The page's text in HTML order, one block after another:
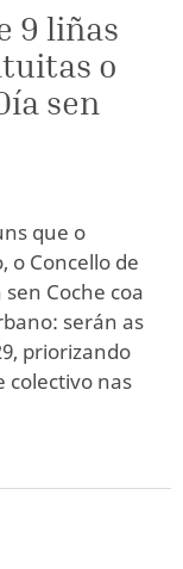
9 liñas
o
sen
que o
o Concello de
Coche coa
serán as
priorizando
colectivo nas